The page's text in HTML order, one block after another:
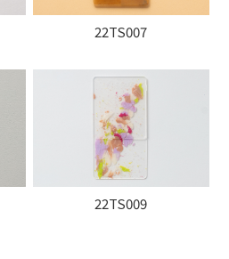
22TS007
22TS009